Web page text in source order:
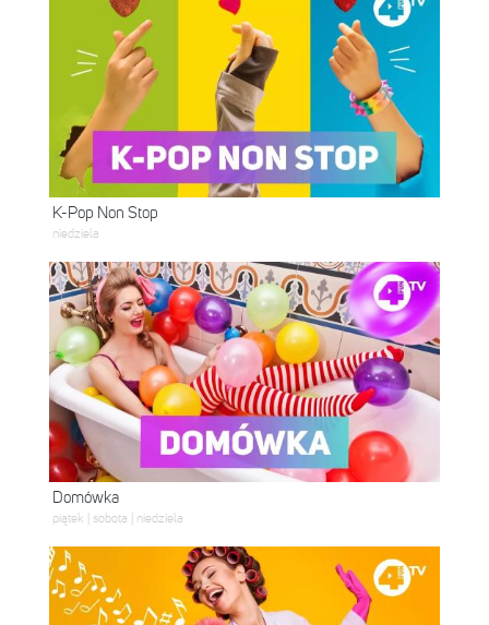
K-Pop Non Stop
niedziela
Domówka
piątek | sobota | niedziela